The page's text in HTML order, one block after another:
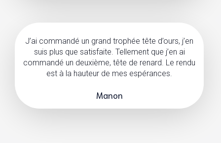
J’ai commandé un grand trophée tête d’ours, j’en
suis plus que satisfaite. Tellement que j’en ai
commandé un deuxième, tête de renard. Le rendu
est à la hauteur de mes espérances.
Manon